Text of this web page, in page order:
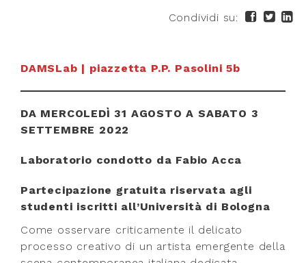
Condividi su:
DAMSLab | piazzetta P.P. Pasolini 5b
DA MERCOLEDÌ 31 AGOSTO A SABATO 3
SETTEMBRE 2022
Laboratorio condotto da Fabio Acca
Partecipazione gratuita riservata agli
studenti iscritti all’Università di Bologna
Come osservare criticamente il delicato
processo creativo di un artista emergente della